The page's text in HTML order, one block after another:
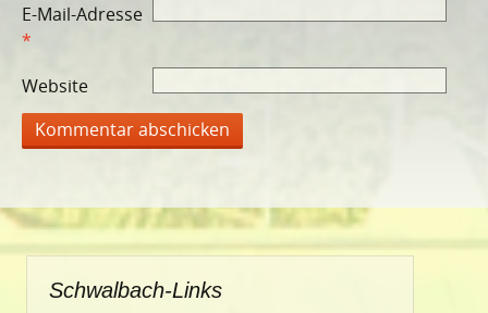
E-Mail-Adresse
*
Website
Schwalbach-Links